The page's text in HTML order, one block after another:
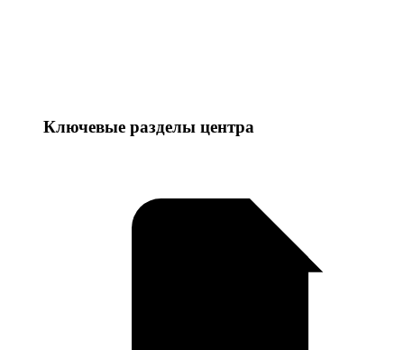
Ключевые разделы центра